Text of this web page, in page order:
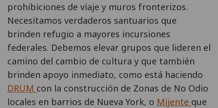
prohibiciones de viaje y muros fronterizos.
Necesitamos verdaderos santuarios que
brinden refugio a mayores incursiones
federales. Debemos elevar grupos que lideren el
camino del cambio de cultura y que también
brinden apoyo inmediato, como está haciendo
DRUM con la construcción de Zonas de No Odio
locales en barrios de Nueva York, o Mijente que